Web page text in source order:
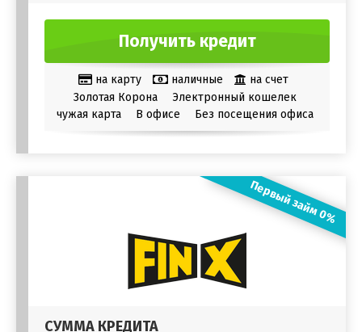
Получить кредит
на карту наличные
на счет
Золотая Корона
Электронный кошелек
чужая карта
В офисе Без посещения офиса
СУММА КРЕДИТА
Первый займ 0%